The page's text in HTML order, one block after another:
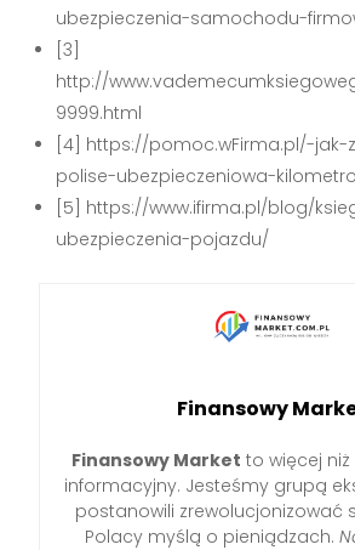
ubezpieczenia-samochodu-
[3]
http://
9999.html
[4] https://pomoc.wFirma.pl/-jak-
polise-ubezpieczeniowa-
[5] https://www.ifirma.pl/blog/
ubezpieczenia-pojazdu/
Finansowy
Finansowy Market to więcej
informacyjny. Jesteśmy grupą
postanowili zrewolucjonizować
Polacy myślą o pieniądzach.